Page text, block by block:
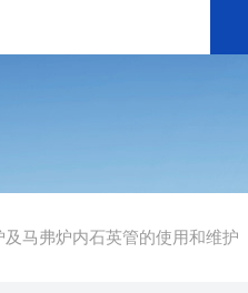
马弗炉内石英管的使用和维护